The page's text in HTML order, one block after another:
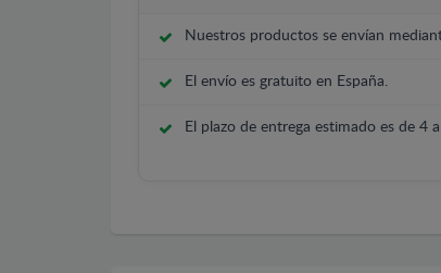
Nuestros productos se envían
El envío es gratuito en España.
El plazo de entrega estimado es de 4